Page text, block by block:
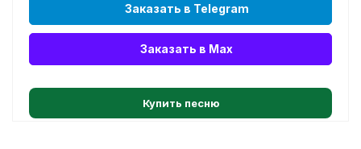
Заказать в Telegram
Заказать в Max
Купить песню